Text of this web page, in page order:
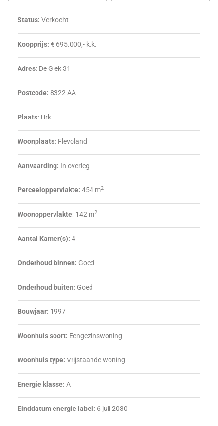
Status: Verkocht
Koopprijs: € 695.000,- k.k.
Adres: De Giek 31
Postcode: 8322 AA
Plaats: Urk
Woonplaats: Flevoland
Aanvaarding: In overleg
Perceeloppervlakte: 454 m2
Woonoppervlakte: 142 m2
Aantal Kamer(s): 4
Onderhoud binnen: Goed
Onderhoud buiten: Goed
Bouwjaar: 1997
Woonhuis soort: Eengezinswoning
Woonhuis type: Vrijstaande woning
Energie klasse: A
Einddatum energie label: 6 juli 2030